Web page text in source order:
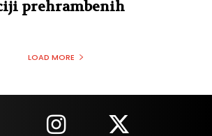
prehrambenih
LOAD MORE